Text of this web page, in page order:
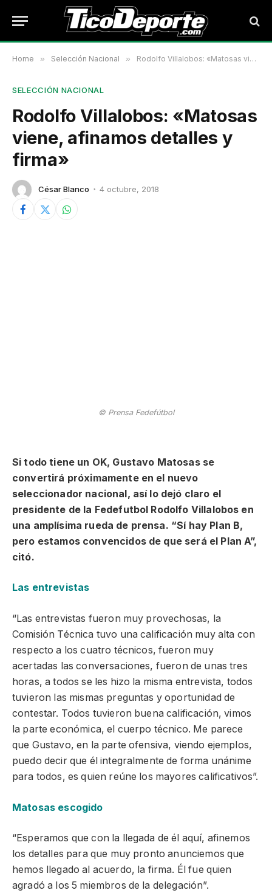
Home » Selección Nacional » Rodolfo Villalobos: «Matosas viene, afinamos detalles y firma»
SELECCIÓN NACIONAL
Rodolfo Villalobos: «Matosas
viene, afinamos detalles y
firma»
César Blanco 4 octubre, 2018
© Prensa Fedefútbol
Si todo tiene un OK, Gustavo Matosas se
convertirá próximamente en el nuevo
seleccionador nacional, así lo dejó claro el
presidente de la Fedefutbol Rodolfo Villalobos en
una amplísima rueda de prensa. “Sí hay Plan B,
pero estamos convencidos de que será el Plan A”,
citó.
Las entrevistas
“Las entrevistas fueron muy provechosas, la
Comisión Técnica tuvo una calificación muy alta con
respecto a los cuatro técnicos, fueron muy
acertadas las conversaciones, fueron de unas tres
horas, a todos se les hizo la misma entrevista, todos
tuvieron las mismas preguntas y oportunidad de
contestar. Todos tuvieron buena calificación, vimos
la parte económica, el cuerpo técnico. Me parece
que Gustavo, en la parte ofensiva, viendo ejemplos,
puedo decir que él integralmente de forma unánime
para todos, es quien reúne los mayores calificativos”.
Matosas escogido
“Esperamos que con la llegada de él aquí, afinemos
los detalles para que muy pronto anunciemos que
hemos llegado al acuerdo, la firma. Él fue quien
agradó a los 5 miembros de la delegación”.